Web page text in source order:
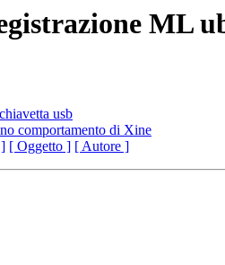
ML
usb
comportamento di Xine
[ Oggetto ] [ Autore ]